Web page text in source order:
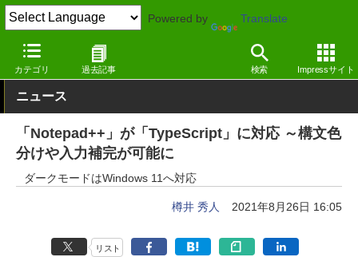
Powered by Translate
カテゴリ 過去記事 検索 Impressサイト
窓の杜 オフィス・ドキュメント テキストエディター Windows
ニュース
「Notepad++」が「TypeScript」に対応 ～構文色
分けや入力補完が可能に
ダークモードはWindows 11へ対応
樽井 秀人 2021年8月26日 16:05
リスト